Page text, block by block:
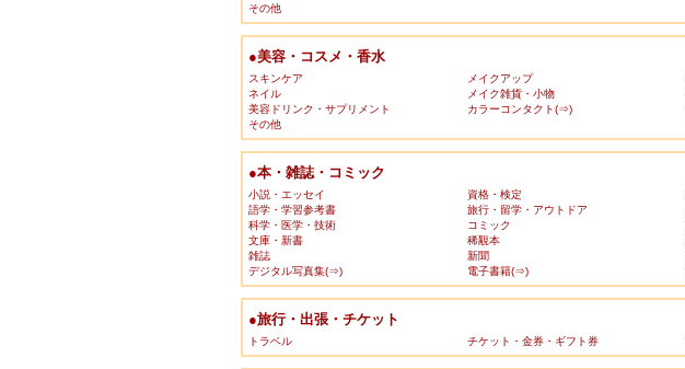
その他
●美容・コスメ・香水
スキンケア メイクアップ
ネイル
メイク雑貨・小物
美容ドリンク・サプリメント
カラーコンタクト(⇒)
その他
●本・雑誌・コミック
小説・エッセイ 資格・検定
語学・学習参考書
旅行・留学・アウトドア
科学・医学・技術
コミック
文庫・新書
稀覯本
雑誌
新聞
デジタル写真集(⇒)
電子書籍(⇒)
●旅行・出張・チケット
トラベル チケット・金券・ギフト券